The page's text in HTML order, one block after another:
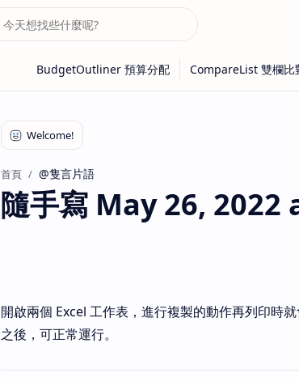
首頁 @隻言片語
隨手寫 May 26, 2022
開啟兩個 Excel 工作表，進行複製的動作再列印時
之後，可正常運行。